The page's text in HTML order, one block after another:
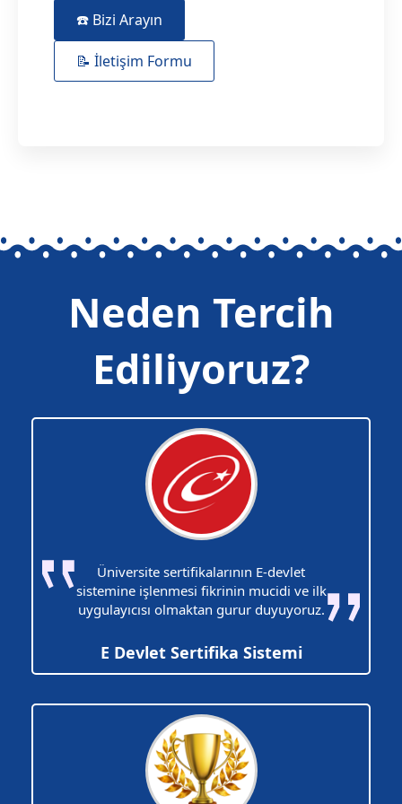
☎️ Bizi Arayın
📝 İletişim Formu
Neden Tercih
Ediliyoruz?
Üniversite sertifikalarının E-devlet
sistemine işlenmesi fikrinin mucidi ve ilk
uygulayıcısı olmaktan gurur duyuyoruz.
E Devlet Sertifika Sistemi